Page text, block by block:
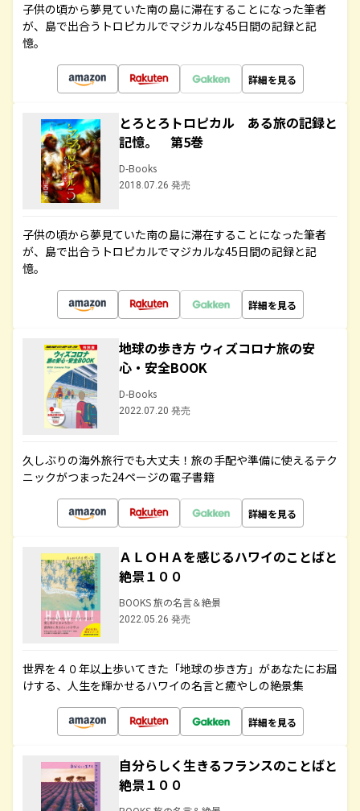
子供の頃から夢見ていた南の島に滞在することになった筆者
が、島で出合うトロピカルでマジカルな45日間の記録と記
憶。
詳細を見る
とろとろトロピカル ある旅の記録と
記憶。 第5巻
D-Books
2018.07.26 発売
子供の頃から夢見ていた南の島に滞在することになった筆者
が、島で出合うトロピカルでマジカルな45日間の記録と記
憶。
詳細を見る
地球の歩き方 ウィズコロナ旅の安
心・安全BOOK
D-Books
2022.07.20 発売
久しぶりの海外旅行でも大丈夫！旅の手配や準備に使えるテク
ニックがつまった24ページの電子書籍
詳細を見る
ＡＬＯＨＡを感じるハワイのことばと
絶景１００
BOOKS 旅の名言＆絶景
2022.05.26 発売
世界を４０年以上歩いてきた「地球の歩き方」があなたにお届
けする、人生を輝かせるハワイの名言と癒やしの絶景集
詳細を見る
自分らしく生きるフランスのことばと
絶景１００